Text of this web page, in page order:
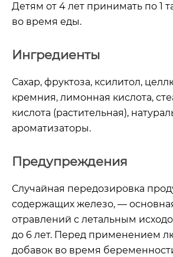
Детям от 4 лет принимать по 1
во время еды.
Ингредиенты
Сахар, фруктоза, ксилитол,
кремния, лимонная кислота,
кислота (растительная),
ароматизаторы.
Предупреждения
Случайная передозировка
содержащих железо, —
отравлений с летальным
до 6 лет. Перед применением
добавок во время